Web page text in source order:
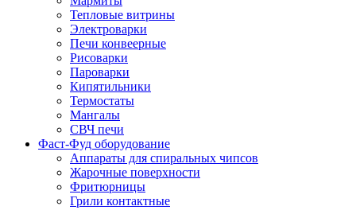
Тепловые витрины
Электроварки
Печи конвеерные
Рисоварки
Пароварки
Кипятильники
Термостаты
Мангалы
СВЧ печи
Фаст-Фуд оборудование
Аппараты для спиральных чипсов
Жарочные поверхности
Фритюрницы
Грили контактные